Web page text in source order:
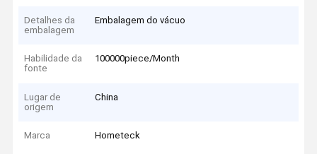
Detalhes da
embalagem
Embalagem do vácuo
Habilidade da
fonte
100000piece/Month
Lugar de
origem
China
Marca Hometeck